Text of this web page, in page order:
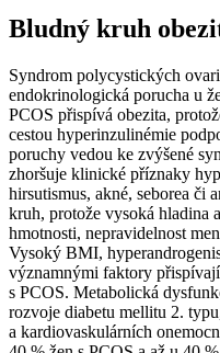
Bludný kruh
Syndrom polycystických
endokrinologická porucha u
PCOS přispívá obezita,
cestou hyperinzulinémie
poruchy vedou ke zvýšené
zhoršuje klinické příznaky
hirsutismus, akné, seborea či
kruh, protože vysoká hladina
hmotnosti, nepravidelnost
Vysoký BMI,
významnými faktory
s PCOS. Metabolická
rozvoje diabetu mellitu 2.
a kardiovaskulárních